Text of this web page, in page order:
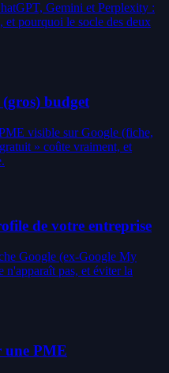
Gemini et Perplexity :
et pourquoi le socle des deux
budget
visible sur Google (fiche,
» coûte vraiment, et
de votre entreprise
Google (ex-Google My
n'apparaît pas, et éviter la
une PME